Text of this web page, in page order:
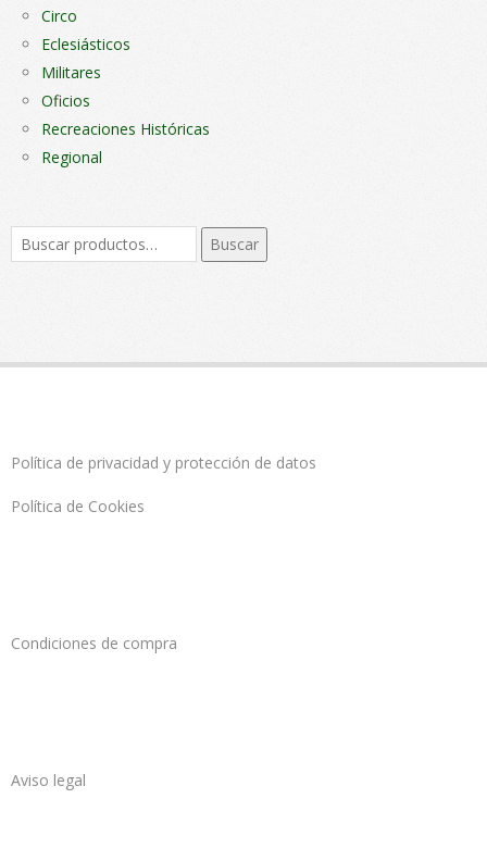
Circo
Eclesiásticos
Militares
Oficios
Recreaciones Históricas
Regional
Buscar
por:
Buscar
Política de privacidad y protección de datos
Política de Cookies
Condiciones de compra
Aviso legal